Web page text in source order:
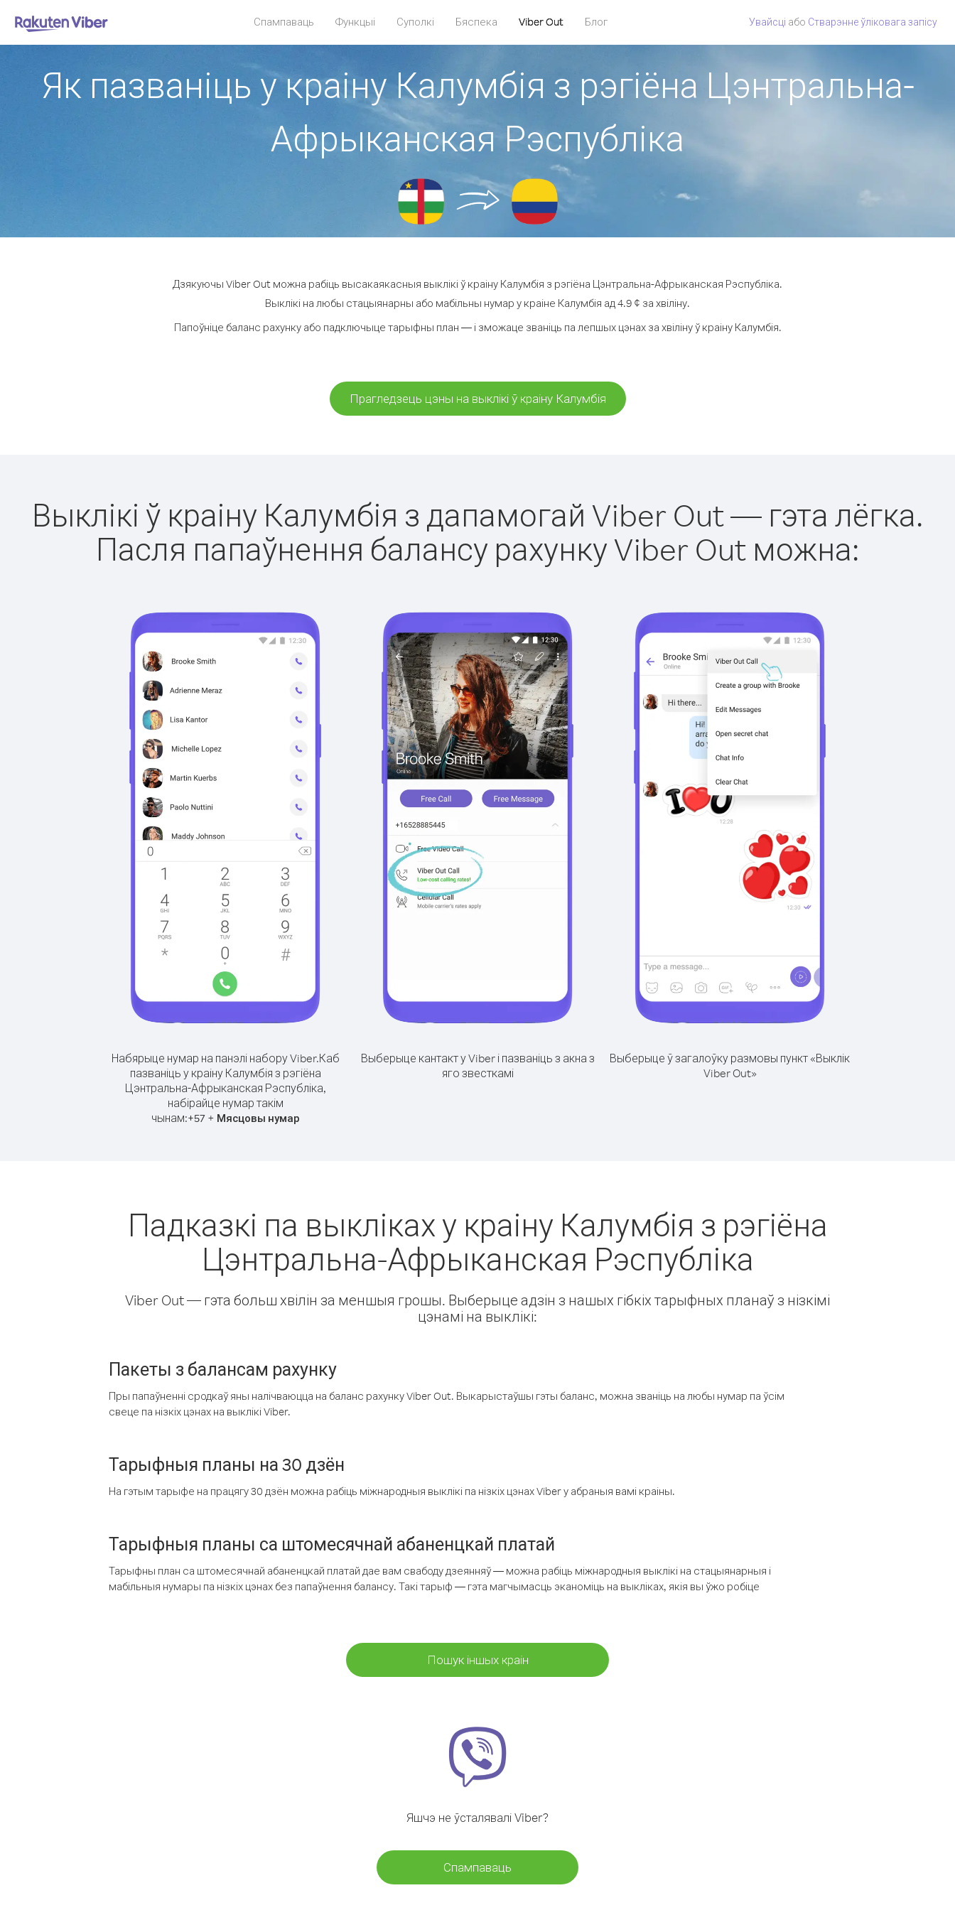
Спампаваць Функцыі Суполкі Бяспека Viber Out Блог Увайсці або Стварэнне ўліковага запісу
Як пазваніць у краіну Калумбія з рэгіёна Цэнтральна-
Афрыканская Рэспубліка
Дзякуючы Viber Out можна рабіць высакаякасныя выклікі ў краіну Калумбія з рэгіёна Цэнтральна-Афрыканская Рэспубліка.
Выклікі на любы стацыянарны або мабільны нумар у краіне Калумбія ад 4.9 ¢ за хвіліну.
Папоўніце баланс рахунку або падключыце тарыфны план — і зможаце званіць па лепшых цэнах за хвіліну ў краіну Калумбія.
Прагледзець цэны на выклікі ў краіну Калумбія
Выклікі ў краіну Калумбія з дапамогай Viber Out — гэта лёгка.
Пасля папаўнення балансу рахунку Viber Out можна:
Набярыце нумар на панэлі набору Viber.Каб
пазваніць у краіну Калумбія з рэгіёна
Цэнтральна-Афрыканская Рэспубліка,
набірайце нумар такім
чынам:+57+ Мясцовы нумар
Выберыце кантакт у Viber і пазваніць з акна з
яго звесткамі
Выберыце ў загалоўку размовы пункт «Выклік
Viber Out»
Падказкі па выкліках у краіну Калумбія з рэгіёна
Цэнтральна-Афрыканская Рэспубліка
Viber Out — гэта больш хвілін за меншыя грошы. Выберыце адзін з нашых гібкіх тарыфных планаў з нізкімі
цэнамі на выклікі:
Пакеты з балансам рахунку
Пры папаўненні сродкаў яны налічваюцца на баланс рахунку Viber Out. Выкарыстаўшы гэты баланс, можна званіць на любы нумар па ўсім
свеце па нізкіх цэнах на выклікі Viber.
Тарыфныя планы на 30 дзён
На гэтым тарыфе на працягу 30 дзён можна рабіць міжнародныя выклікі па нізкіх цэнах Viber у абраныя вамі краіны.
Тарыфныя планы са штомесячнай абаненцкай платай
Тарыфны план са штомесячнай абаненцкай платай дае вам свабоду дзеянняў — можна рабіць міжнародныя выклікі на стацыянарныя і
мабільныя нумары па нізкіх цэнах без папаўнення балансу. Такі тарыф — гэта магчымасць эканоміць на выкліках, якія вы ўжо робіце
Пошук іншых краін
Яшчэ не ўсталявалі Viber?
Спампаваць